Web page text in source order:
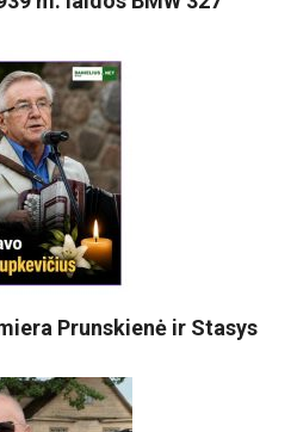
Prunskienė ir Stasys